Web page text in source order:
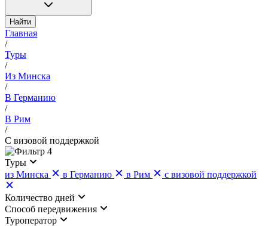
Найти
Главная
/
Туры
/
Из Минска
/
В Германию
/
В Рим
/
С визовой поддержкой
4
Туры
из Минска
в Германию в Рим с визовой поддержкой
Количество дней
Cпособ передвижения
Туроператор